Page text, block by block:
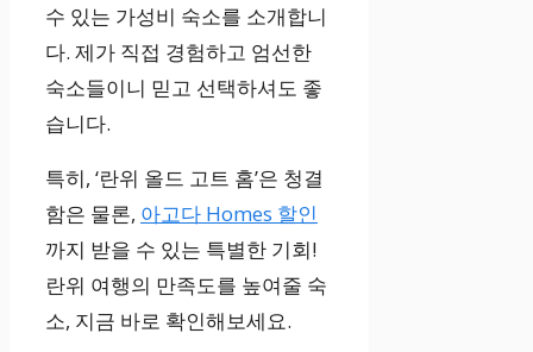
수 있는 가성비 숙소를 소개합니
다. 제가 직접 경험하고 엄선한
숙소들이니 믿고 선택하셔도 좋
습니다.
특히, ‘란위 올드 고트 홈’은 청결
함은 물론, 아고다 Homes 할인
까지 받을 수 있는 특별한 기회!
란위 여행의 만족도를 높여줄 숙
소, 지금 바로 확인해보세요.